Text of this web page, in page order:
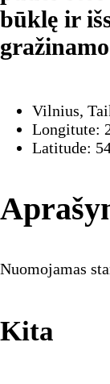
būklę ir
Vilnius,
Longitute:
Latitude:
Nuomojamas
Kita